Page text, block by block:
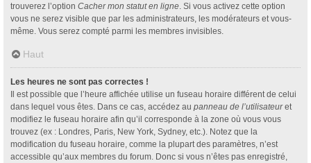
trouverez l’option Cacher mon statut en ligne . Si vous activez cette option
vous ne serez visible que par les administrateurs, les modérateurs et vous-
même. Vous serez compté parmi les membres invisibles.
Haut
Les heures ne sont pas correctes !
Il est possible que l’heure affichée utilise un fuseau horaire différent de celui
dans lequel vous êtes. Dans ce cas, accédez au panneau de l’utilisateuret
modifiez le fuseau horaire afin qu’il corresponde à la zone où vous vous
trouvez (ex : Londres, Paris, New York, Sydney, etc.). Notez que la
modification du fuseau horaire, comme la plupart des paramètres, n’est
accessible qu’aux membres du forum. Donc si vous n’êtes pas enregistré,